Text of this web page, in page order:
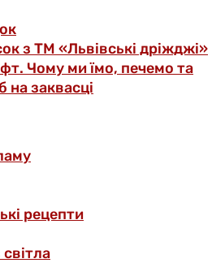
з ТМ «Львівські дріжджі»
Чому ми їмо, печемо та
на заквасці
рецепти